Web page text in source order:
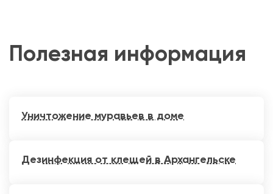
Полезная информация
Уничтожение муравьев в доме
Дезинфекция от клещей в Архангельске